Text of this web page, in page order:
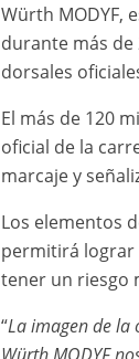
Würth MODYF,
durante más
dorsales
El más de 120
oficial de la
marcaje y
Los elementos
permitirá lograr
tener un riesgo
“La imagen de la